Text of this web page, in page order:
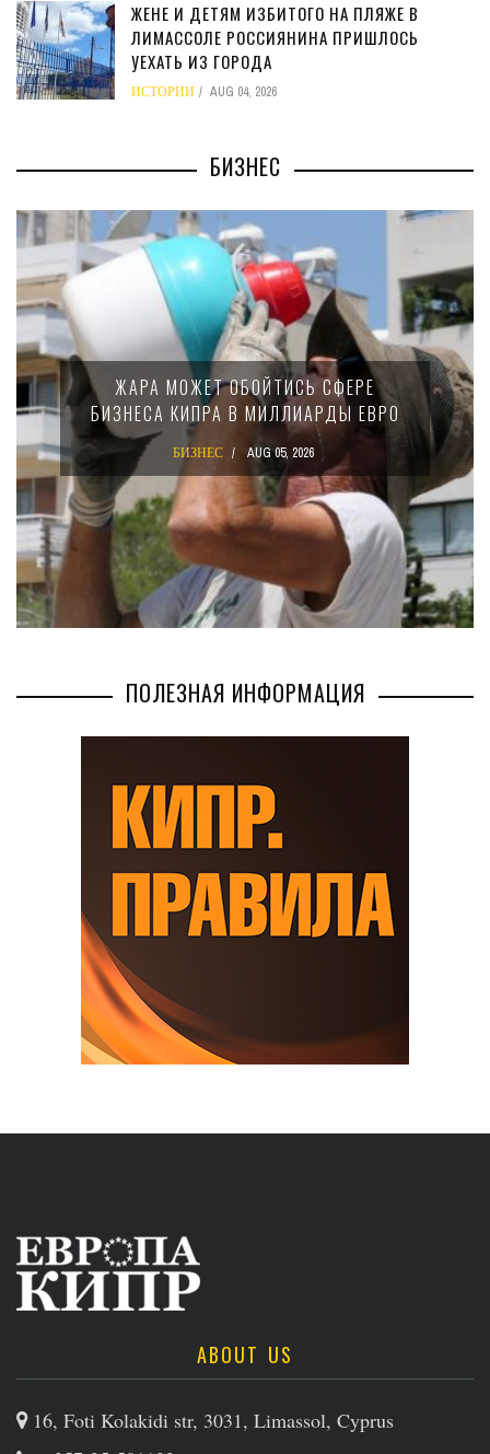
ЖЕНЕ И ДЕТЯМ ИЗБИТОГО НА ПЛЯЖЕ В
ЛИМАССОЛЕ РОССИЯНИНА ПРИШЛОСЬ
УЕХАТЬ ИЗ ГОРОДА
ИСТОРИИ AUG 04, 2026
БИЗНЕС
МИНФИН КИПРА ПЕРЕПИСАЛ ЗАКОН О
15-ПРОЦЕНТНОМ НАЛОГЕ ДЛЯ
КРУПНЫХ МЕЖДУНАРОДНЫХ
КОМПАНИЙ
БИЗНЕС AUG 02, 2026
ПОЛЕЗНАЯ ИНФОРМАЦИЯ
ABOUT US
16, Foti Kolakidi str, 3031, Limassol, Cyprus